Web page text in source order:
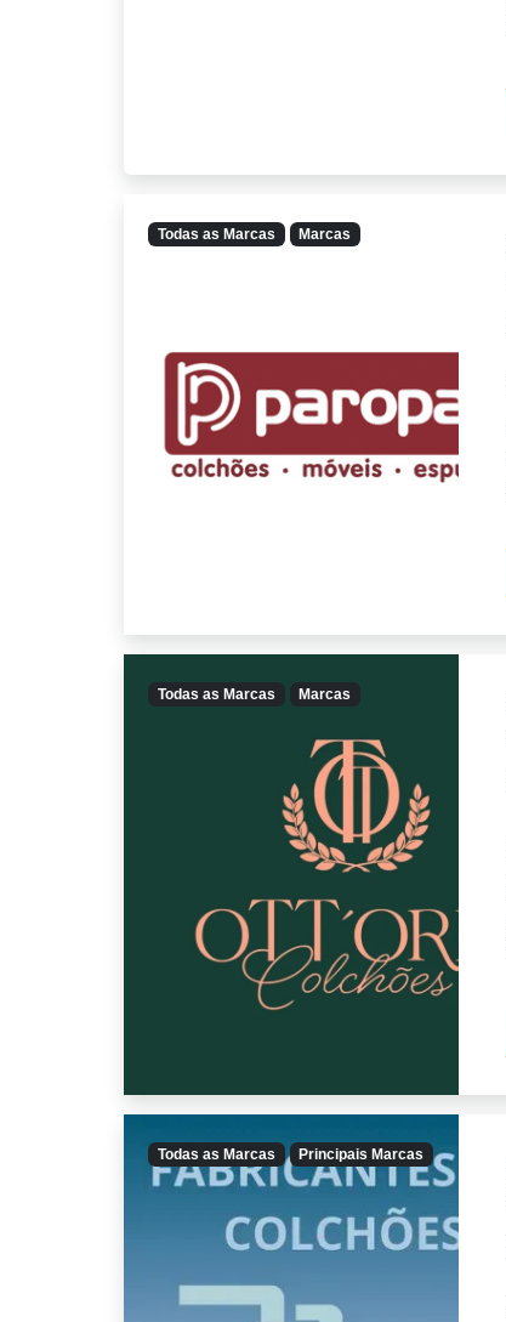
Todas as Marcas Marcas
Todas as Marcas Marcas
Todas as Marcas Principais Marcas